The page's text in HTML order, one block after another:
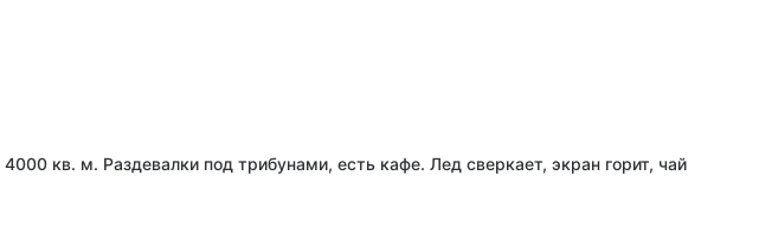
кв. м. Раздевалки под трибунами, есть кафе. Лед сверкает, экран горит, чай